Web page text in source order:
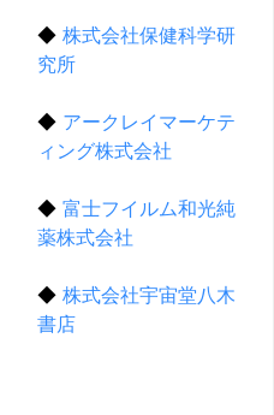
◆ 株式会社保健科学研
究所
◆ アークレイマーケテ
ィング株式会社
◆ 富士フイルム和光純
薬株式会社
◆ 株式会社宇宙堂八木
書店